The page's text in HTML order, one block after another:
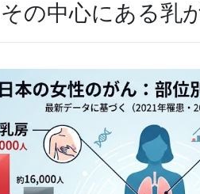
の中心にある乳